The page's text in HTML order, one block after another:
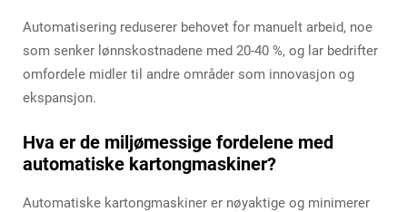
Automatisering reduserer behovet for manuelt arbeid, noe
som senker lønnskostnadene med 20-40 %, og lar bedrifter
omfordele midler til andre områder som innovasjon og
ekspansjon.
Hva er de miljømessige fordelene med
automatiske kartongmaskiner?
Automatiske kartongmaskiner er nøyaktige og minimerer